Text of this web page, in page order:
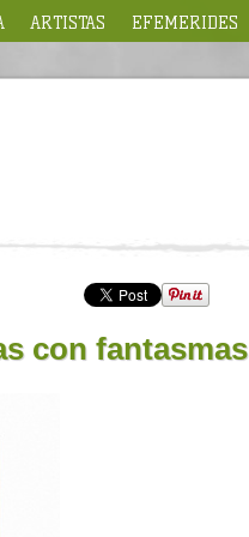
ARTISTAS EFEMERIDES
con fantasmas